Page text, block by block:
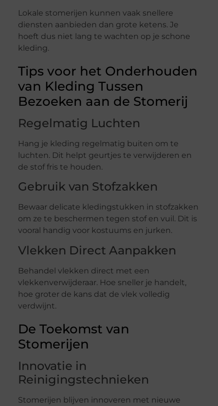
Lokale stomerijen kunnen vaak snellere
diensten aanbieden dan grote ketens. Je
hoeft dus niet lang te wachten op je schone
kleding.
Tips voor het Onderhouden
van Kleding Tussen
Bezoeken aan de Stomerij
Regelmatig Luchten
Hang je kleding regelmatig buiten om te
luchten. Dit helpt geurtjes te verwijderen en
de stof fris te houden.
Gebruik van Stofzakken
Bewaar delicate kledingstukken in stofzakken
om ze te beschermen tegen stof en vuil. Dit is
vooral handig voor kostuums en jurken.
Vlekken Direct Aanpakken
Behandel vlekken direct met een
vlekkenverwijderaar. Hoe sneller je handelt,
hoe groter de kans dat de vlek volledig
verdwijnt.
De Toekomst van
Stomerijen
Innovatie in
Reinigingstechnieken
Stomerijen blijven innoveren met nieuwe